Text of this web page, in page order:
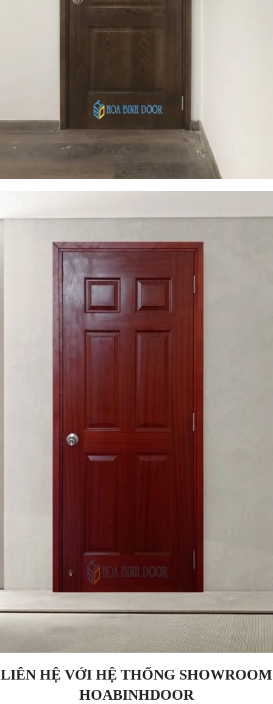
LIÊN HỆ VỚI HỆ THỐNG SHOWROOM
HOABINHDOOR